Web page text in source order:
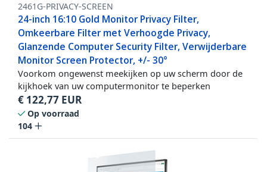
2461G-PRIVACY-SCREEN
24-inch 16:10 Gold Monitor Privacy Filter,
Omkeerbare Filter met Verhoogde Privacy,
Glanzende Computer Security Filter, Verwijderbare
Monitor Screen Protector, +/- 30°
Voorkom ongewenst meekijken op uw scherm door de
kijkhoek van uw computermonitor te beperken
€ 122,77 EUR
Op voorraad
104